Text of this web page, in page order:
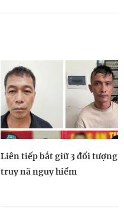
Liên tiếp bắt giữ 3 đối tượng
truy nã nguy hiểm